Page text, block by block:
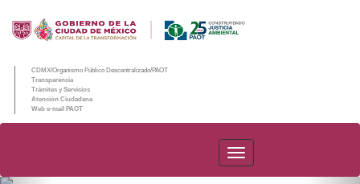
CDMX/Organismo Público Descentralizado/PAOT
Transparencia
Trámites y Servicios
Atención Ciudadana
Web e-mail PAOT
PAOT